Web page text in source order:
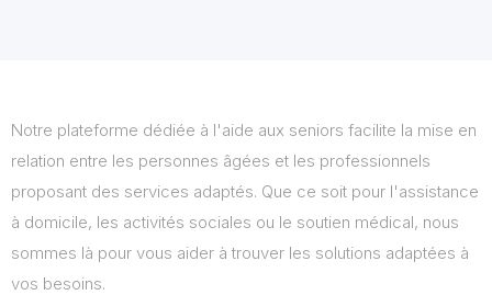
Notre plateforme dédiée à l'aide aux seniors facilite la mise en
relation entre les personnes âgées et les professionnels
proposant des services adaptés. Que ce soit pour l'assistance
à domicile, les activités sociales ou le soutien médical, nous
sommes là pour vous aider à trouver les solutions adaptées à
vos besoins.